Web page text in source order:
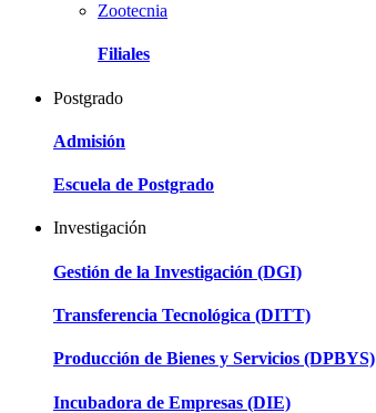
Zootecnia
Filiales
Postgrado
Admisión
Escuela de Postgrado
Investigación
Gestión de la Investigación (DGI)
Transferencia Tecnológica (DITT)
Producción de Bienes y Servicios (DPBYS)
Incubadora de Empresas (DIE)